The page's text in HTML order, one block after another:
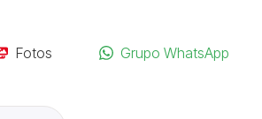
Fotos Grupo WhatsApp